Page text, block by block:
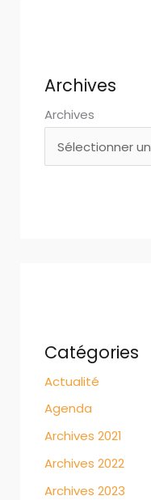
Archives
Archives
Catégories
Actualité
Agenda
Archives 2021
Archives 2022
Archives 2023